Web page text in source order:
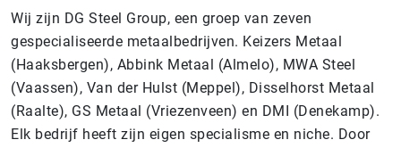
Wij zijn DG Steel Group, een groep van zeven
gespecialiseerde metaalbedrijven. Keizers Metaal
(Haaksbergen), Abbink Metaal (Almelo), MWA Steel
(Vaassen), Van der Hulst (Meppel), Disselhorst Metaal
(Raalte), GS Metaal (Vriezenveen) en DMI (Denekamp).
Elk bedrijf heeft zijn eigen specialisme en niche. Door